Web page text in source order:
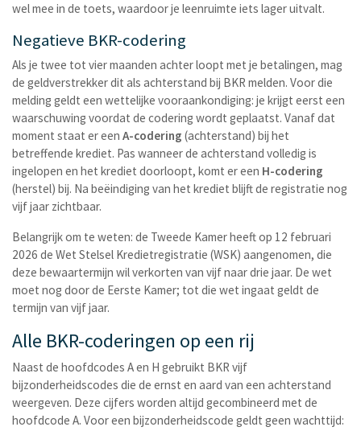
wel mee in de toets, waardoor je leenruimte iets lager uitvalt.
Negatieve BKR-codering
Als je twee tot vier maanden achter loopt met je betalingen, mag
de geldverstrekker dit als achterstand bij BKR melden. Voor die
melding geldt een wettelijke vooraankondiging: je krijgt eerst een
waarschuwing voordat de codering wordt geplaatst. Vanaf dat
moment staat er een A-codering (achterstand) bij het
betreffende krediet. Pas wanneer de achterstand volledig is
ingelopen en het krediet doorloopt, komt er een H-codering
(herstel) bij. Na beëindiging van het krediet blijft de registratie nog
vijf jaar zichtbaar.
Belangrijk om te weten: de Tweede Kamer heeft op 12 februari
2026 de Wet Stelsel Kredietregistratie (WSK) aangenomen, die
deze bewaartermijn wil verkorten van vijf naar drie jaar. De wet
moet nog door de Eerste Kamer; tot die wet ingaat geldt de
termijn van vijf jaar.
Alle BKR-coderingen op een rij
Naast de hoofdcodes A en H gebruikt BKR vijf
bijzonderheidscodes die de ernst en aard van een achterstand
weergeven. Deze cijfers worden altijd gecombineerd met de
hoofdcode A. Voor een bijzonderheidscode geldt geen wachttijd: